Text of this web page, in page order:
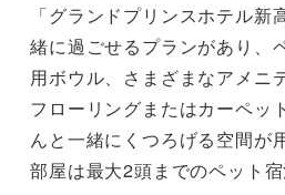
「グランドプリンスホテル新
緒に過ごせるプランがあり、
用ボウル、さまざまなアメニ
フローリングまたはカーペッ
んと一緒にくつろげる空間が
部屋は最大2頭までのペット宿